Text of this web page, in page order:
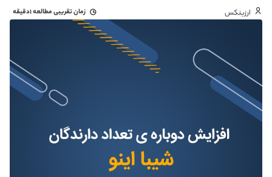
ارزینکس زمان تقریبی مطالعه۱دقیقه